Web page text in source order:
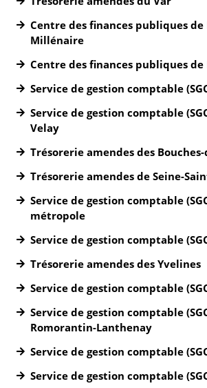
Centre des finances publiques
Millénaire
Centre des finances publiques de
Service de gestion comptable
Service de gestion comptable
Velay
Trésorerie amendes des
Trésorerie amendes de Seine-
Service de gestion comptable
métropole
Service de gestion comptable
Trésorerie amendes des Yvelines
Service de gestion comptable
Service de gestion comptable
Romorantin-Lanthenay
Service de gestion comptable
Service de gestion comptable